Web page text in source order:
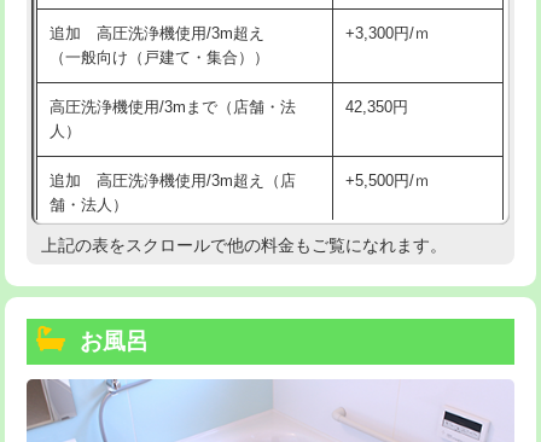
追加 高圧洗浄機使用/3m超え
（一般向け（戸建て・集合））
+3,300円/ｍ
高圧洗浄機使用/3mまで（店舗・法
人）
42,350円
追加 高圧洗浄機使用/3m超え（店
舗・法人）
+5,500円/ｍ
高度高圧洗浄換 現地調査
トーラー機使用/3mまで
追加トーラー機使用/3m超え
上記の表をスクロールで他の料金もご覧になれます。
お風呂